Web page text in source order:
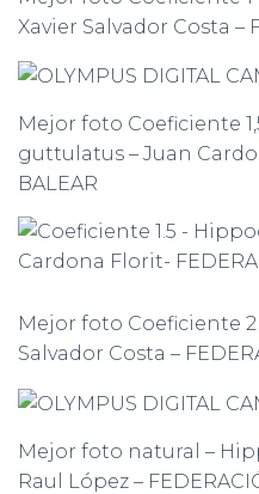
Xavier Salvador Costa –
Mejor foto Coeficiente
guttulatus – Juan
BALEAR
Mejor foto Coeficiente
Salvador Costa –
Mejor foto natural –
Raul López –